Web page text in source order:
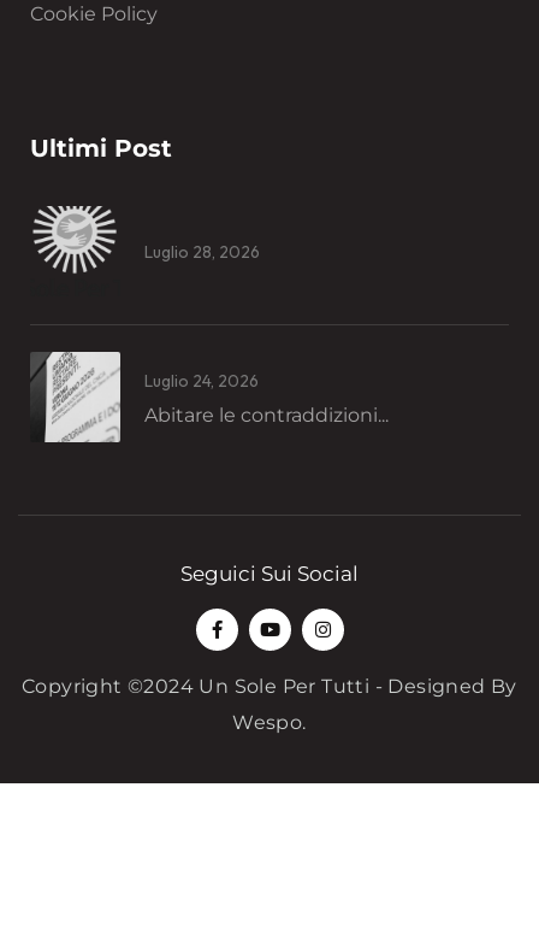
Cookie Policy
Ultimi Post
Luglio 28, 2026
Luglio 24, 2026
Abitare le contraddizioni...
Seguici Sui Social
Copyright ©2024 Un Sole Per Tutti - Designed By
Wespo.